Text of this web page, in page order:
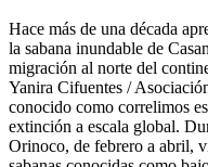
Hace más de una década
la sabana inundable de
migración al norte del
Yanira Cifuentes /
conocido como correlimos
extinción a escala global.
Orinoco, de febrero a abril,